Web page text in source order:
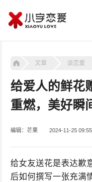
文章 谈恋爱
给爱人的鲜花
重燃，美好瞬
编辑：芒果 2024-11-25
给女友送花是表达歉
后如何撰写一张充满